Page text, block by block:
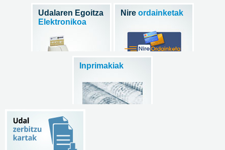
Udalaren Egoitza
Elektronikoa
Nire ordainketak
Inprimakiak